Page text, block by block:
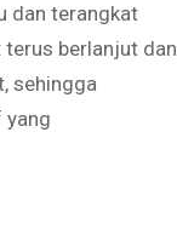
dan terangkat
terus berlanjut dan
sehingga
yang